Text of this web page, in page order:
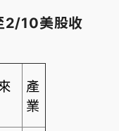
2/10美股收
產
業